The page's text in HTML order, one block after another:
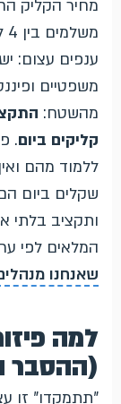
מהשטח:
קליקים ביום.
המלאים לפי
שאנחנו
למה
(ההסבר
"תתמקדו" זו